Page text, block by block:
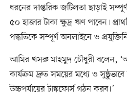
ধরনের দাপ্তরিক জটিলতা ছাড়াই
৫০ হাজার টাকা ক্ষুদ্র ঋণ পাবেন।
পদ্ধতিকে সম্পূর্ণ অনলাইনে ও
আমির খসরু মাহমুদ চৌধুরী বলেন,
কার্যক্রম দ্রুত সময়ের মধ্যে ও
উচ্চপর্যায়ের টাস্কফোর্স গঠন করব।’